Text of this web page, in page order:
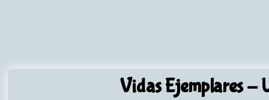
Vidas Ejemplares-